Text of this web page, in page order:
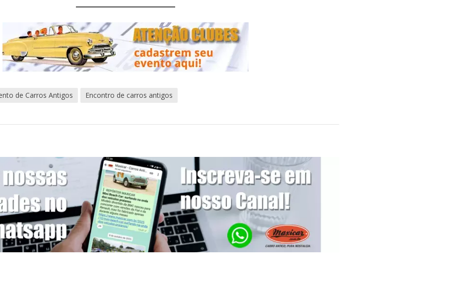
de Carros Antigos Encontro de carros antigos